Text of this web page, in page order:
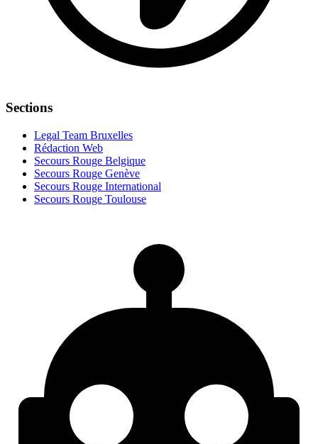
Sections
Legal Team Bruxelles
Rédaction Web
Secours Rouge Belgique
Secours Rouge Genève
Secours Rouge International
Secours Rouge Toulouse